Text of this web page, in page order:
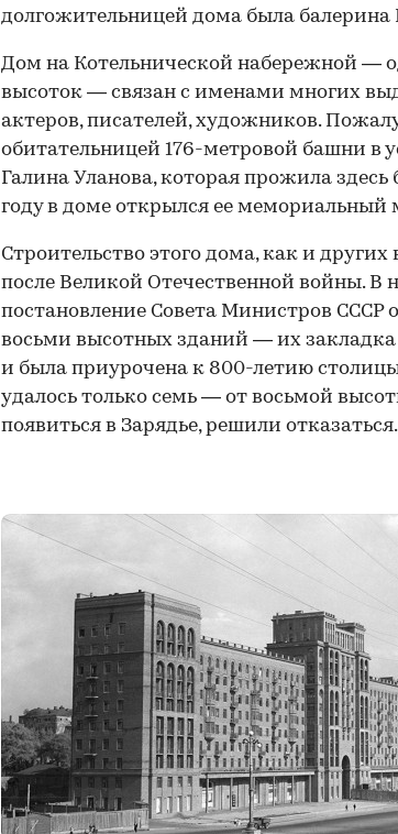
долгожительницей дома была балерина
Дом на Котельнической набережной —
высоток — связан с именами многих
актеров, писателей, художников.
обитательницей 176-метровой башни в
Галина Уланова, которая прожила здесь
году в доме открылся ее мемориальный
Строительство этого дома, как и других
после Великой Отечественной войны. В
постановление Совета Министров СССР
восьми высотных зданий — их закладка
и была приурочена к 800-летию
удалось только семь — от восьмой
появиться в Зарядье, решили отказаться.